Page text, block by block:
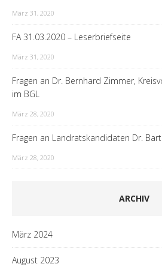
März 31, 2020
FA 31.03.2020 – Leserbriefseite
März 31, 2020
Fragen an Dr. Bernhard Zimmer,
im BGL
März 28, 2020
Fragen an Landratskandidaten Dr.
März 28, 2020
ARCHIV
März 2024
August 2023